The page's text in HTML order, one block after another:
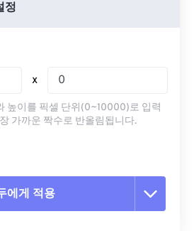
정
x
높이를 픽셀 단위(0~10000)로 입력
가까운 짝수로 반올림됩니다.
에게 적용